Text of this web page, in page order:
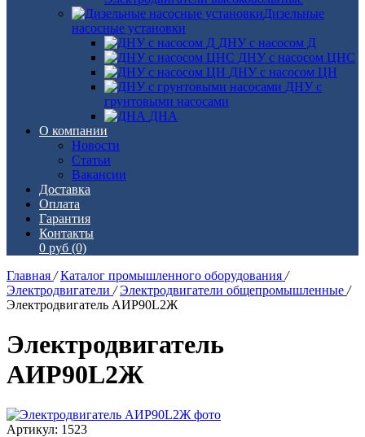
Дизельные
насосные установки
ДНУ с насосом Д
ДНУ с насосом ЦНС
ДНУ с насосом ЦН
ДНУ с
грунтовыми насосами
ДНА
О компании
Новости
Статьи
Вакансии
Доставка
Оплата
Гарантия
Контакты
0 руб (0)
Главная / Каталог промышленного оборудования /
Электродвигатели / Электродвигатели общепромышленные /
Электродвигатель АИР90L2Ж
Электродвигатель
АИР90L2Ж
Артикул: 1523